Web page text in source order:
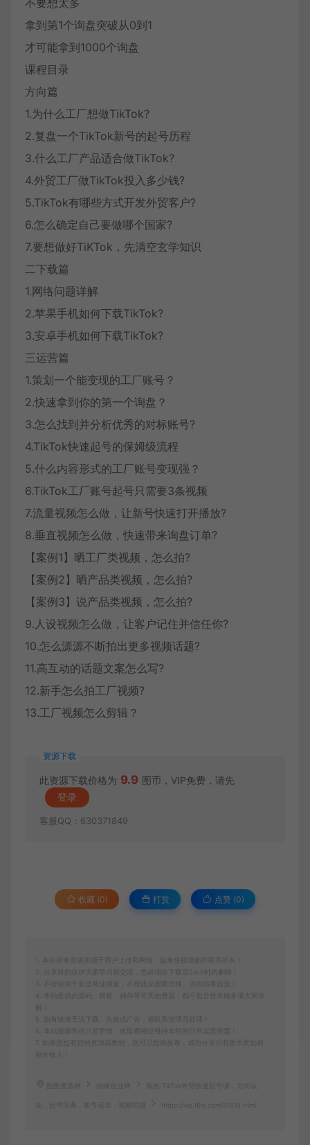
不要想太多
拿到第1个询盘突破从0到1
才可能拿到1000个询盘
课程目录
方向篇
1.为什么工厂想做TikTok?
2.复盘一个TikTok新号的起号历程
3.什么工厂产品适合做TikTok?
4.外贸工厂做TikTok投入多少钱?
5.TikTok有哪些方式开发外贸客户?
6.怎么确定自己要做哪个国家?
7.要想做好TiKTok，先清空玄学知识
二下载篇
1.网络问题详解
2.苹果手机如何下载TikTok?
3.安卓手机如何下载TikTok?
三运营篇
1.策划一个能变现的工厂账号？
2.快速拿到你的第一个询盘？
3.怎么找到并分析优秀的对标账号?
4.TikTok快速起号的保姆级流程
5.什么内容形式的工厂账号变现强？
6.TikTok工厂账号起号只需要3条视频
7.流量视频怎么做，让新号快速打开播放?
8.垂直视频怎么做，快速带来询盘订单?
【案例1】晒工厂类视频，怎么拍?
【案例2】晒产品类视频，怎么拍?
【案例3】说产品类视频，怎么拍?
9.人设视频怎么做，让客户记住并信任你?
10.怎么源源不断拍出更多视频话题?
11.高互动的话题文案怎么写?
12.新手怎么拍工厂视频?
13.工厂视频怎么剪辑？
资源下载
此资源下载价格为 9.9 图币，VIP免费，请先
登录
客服QQ：630371849
收藏 (0) 打赏 点赞 (0)
1. 本站所有资源来源于用户上传和网络，如有侵权请邮件联系站长！
2. 分享目的仅供大家学习和交流，您必须在下载后24小时内删除！
3. 不得使用于非法商业用途，不得违反国家法律。否则后果自负！
4. 本站提供的源码、模板、插件等等其他资源，都不包含技术服务请大家谅
5. 如有链接无法下载、失效或广告，请联系管理员处理！
6. 本站资源售价只是赞助，收取费用仅维持本站的日常运营所需！
7. 如果您也有好的资源或教程，您可以投稿发布，成功分享后有图币奖励和
额外收入！
图图资源网 福缘创业网 旭光·TikTok外贸快速起号课，​方向认
https://vip.f6sj.com/31815.html